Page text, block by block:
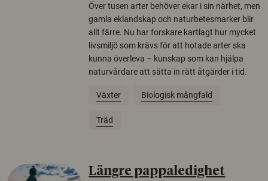
Över tusen arter behöver ekar i sin närhet, men
gamla eklandskap och naturbetesmarker blir
allt färre. Nu har forskare kartlagt hur mycket
livsmiljö som krävs för att hotade arter ska
kunna överleva – kunskap som kan hjälpa
naturvårdare att sätta in rätt åtgärder i tid.
Växter Biologisk mångfald
Träd
Längre pappaledighet